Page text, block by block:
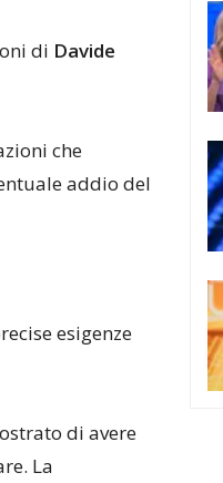
di Davide
che
addio del
esigenze
di avere
La